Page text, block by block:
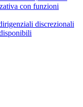
con funzioni
discrezionali